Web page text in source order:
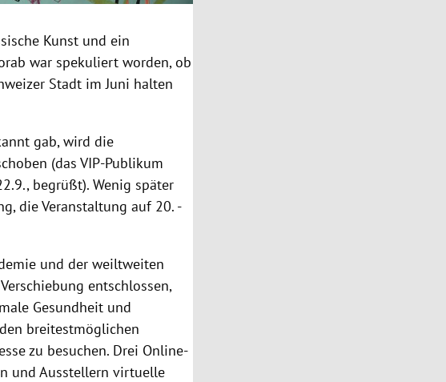
Kunst und ein
war spekuliert worden, ob
Stadt im Juni halten
gab, wird die
(das VIP-Publikum
begrüßt). Wenig später
die Veranstaltung auf 20. -
und der weiltweiten
entschlossen,
Gesundheit und
breitestmöglichen
zu besuchen. Drei Online-
und Ausstellern virtuelle